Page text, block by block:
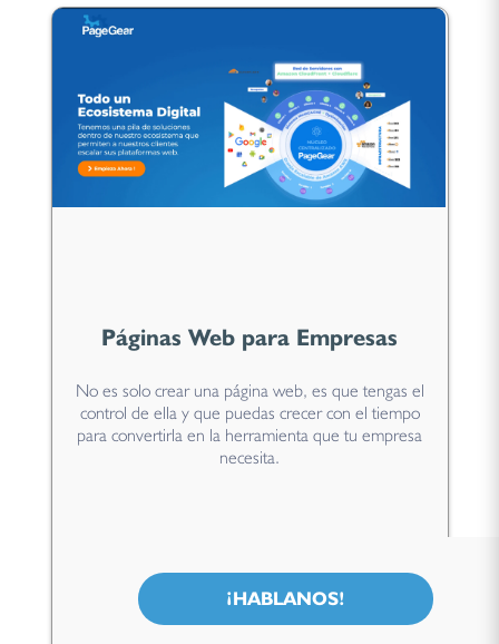
Páginas Web para Empresas
No es solo crear una página web, es que tengas el
control de ella y que puedas crecer con el tiempo
para convertirla en la herramienta que tu empresa
necesita.
¡HABLANOS!